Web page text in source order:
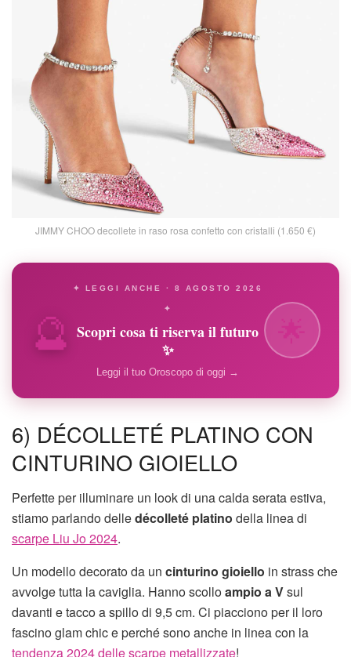
JIMMY CHOO decollete in raso rosa confetto con cristalli (1.650 €)
🔮
✦ LEGGI ANCHE · 8 AGOSTO 2026
✦
Scopri cosa ti riserva il futuro
✨
Leggi il tuo Oroscopo di oggi →
6) DÉCOLLETÉ PLATINO CON
CINTURINO GIOIELLO
Perfette per illuminare un look di una calda serata estiva,
stiamo parlando delledécolleté platino della linea di
scarpe Liu Jo 2024.
Un modello decorato da un cinturino gioiello in strass che
avvolge tutta la caviglia. Hanno scolloampio a Vsul
davanti e tacco a spillo di 9,5 cm. Ci piacciono per il loro
fascino glam chic e perché sono anche in linea con la
tendenza 2024 delle scarpe metallizzate!